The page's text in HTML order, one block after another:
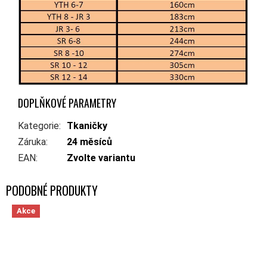
DOPLŇKOVÉ PARAMETRY
Kategorie:
Tkaničky
Záruka:
24 měsíců
EAN: Zvolte variantu
Akce